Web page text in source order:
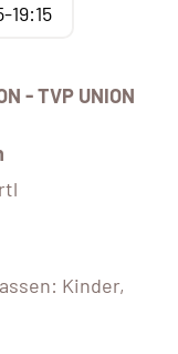
19:15
- TVP UNION
Kinder,